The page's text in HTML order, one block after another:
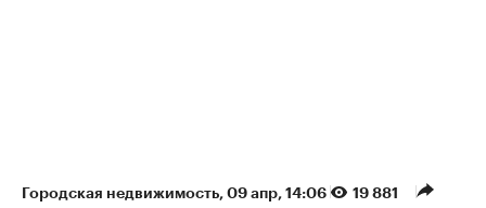
Городская недвижимость 09 апр, 14:06 19 881